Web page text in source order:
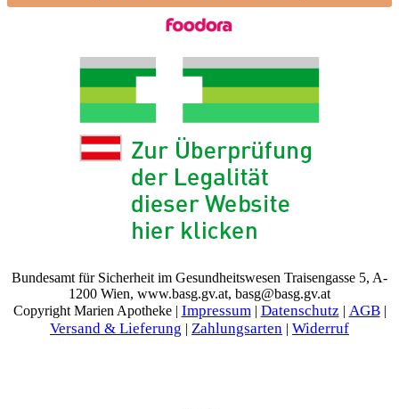
Bundesamt für Sicherheit im Gesundheitswesen Traisengasse 5, A-
1200 Wien, www.basg.gv.at, basg@basg.gv.at
Copyright Marien Apotheke | Impressum | Datenschutz | AGB|
Versand & Lieferung | Zahlungsarten | Widerruf